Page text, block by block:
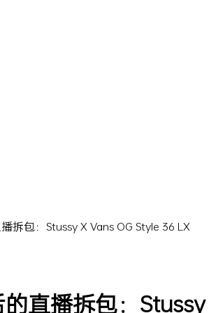
拆包：Stussy X Vans OG Style 36 LX
直播拆包：